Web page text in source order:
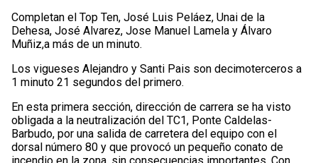
Completan el Top Ten, José Luis Peláez, Unai de la
Dehesa, José Alvarez, Jose Manuel Lamela y Álvaro
Muñiz,a más de un minuto.
Los vigueses Alejandro y Santi Pais son decimoterceros a
1 minuto 21 segundos del primero.
En esta primera sección, dirección de carrera se ha visto
obligada a la neutralización del TC1, Ponte Caldelas-
Barbudo, por una salida de carretera del equipo con el
dorsal número 80 y que provocó un pequeño conato de
incendio en la zona, sin consecuencias importantes. Con